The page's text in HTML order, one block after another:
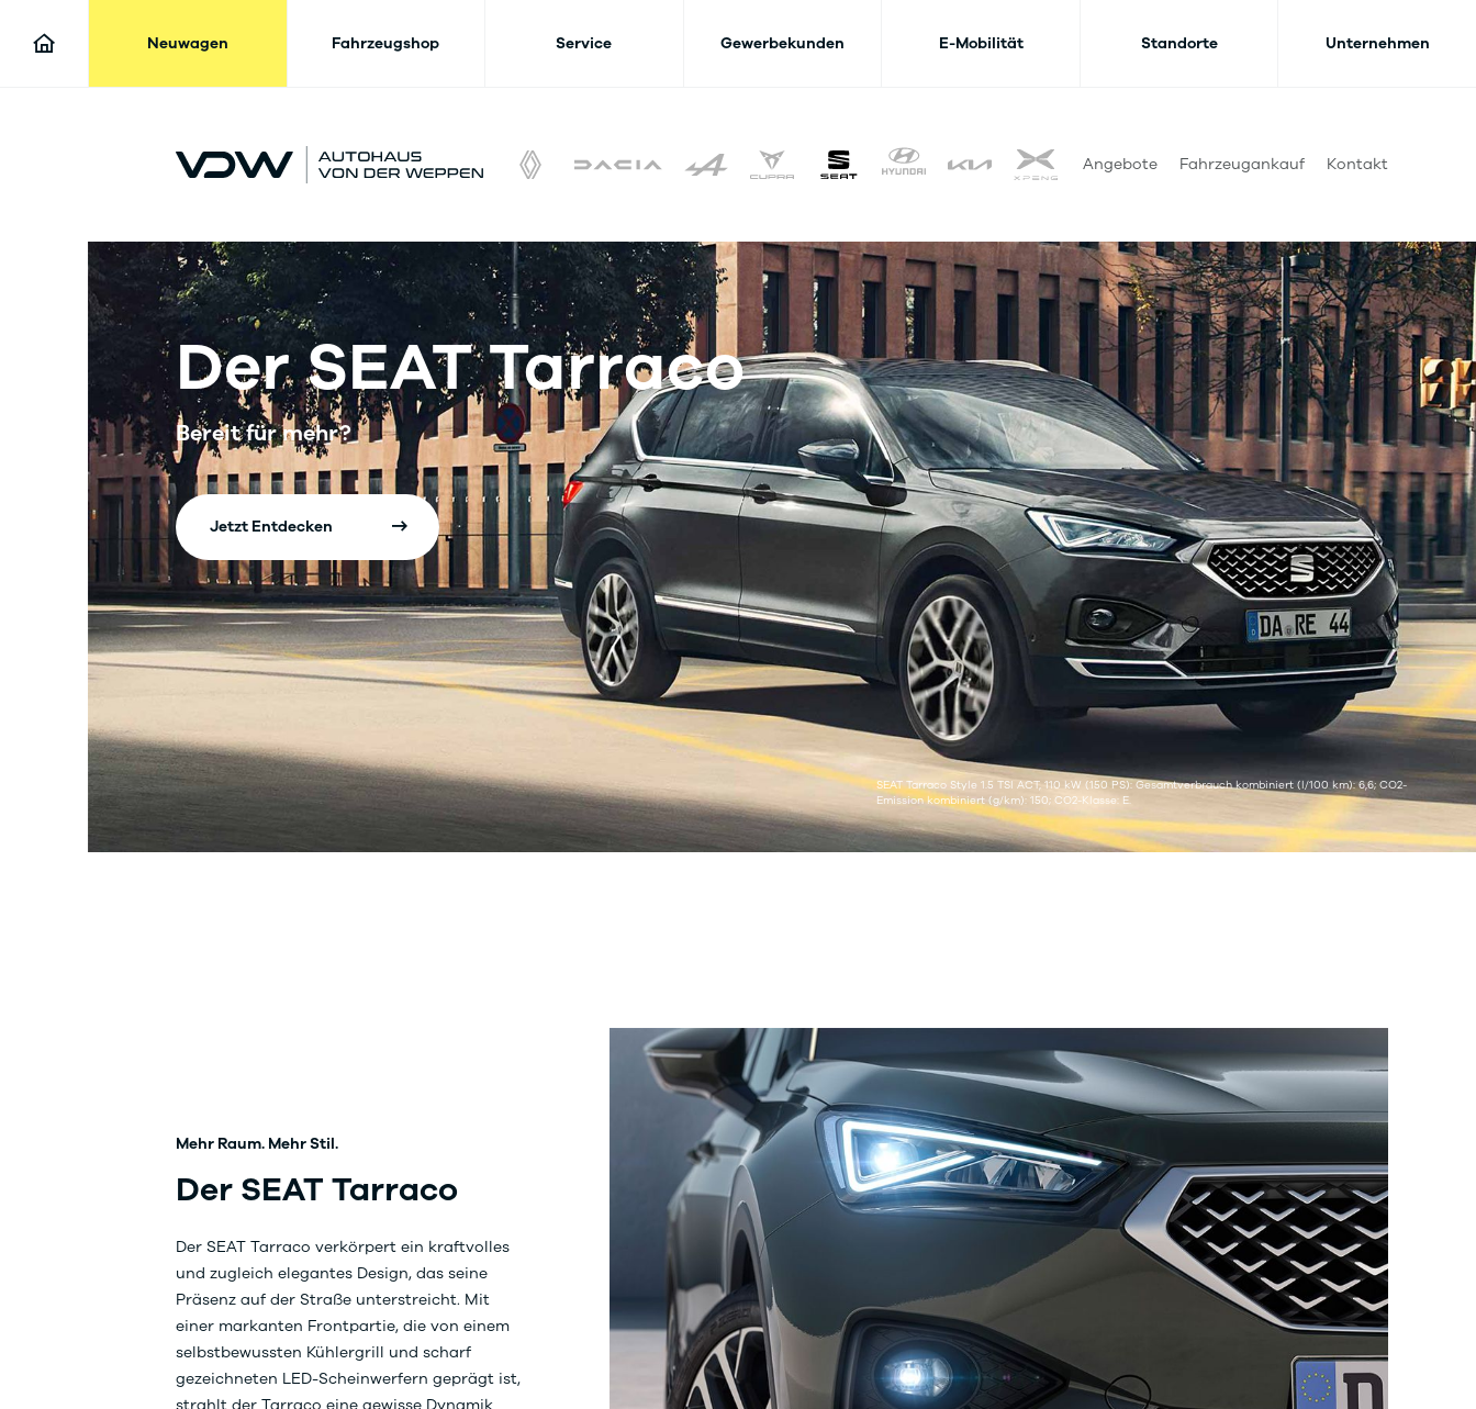
Neuwagen Fahrzeugshop Service Gewerbekunden E-Mobilität Standorte Unternehmen
Angebote Fahrzeugankauf Kontakt
Der SEAT Tarraco
Bereit für mehr?
Jetzt Entdecken
SEAT Tarraco Style 1.5 TSI ACT, 110 kW (150 PS): Gesamtverbrauch kombiniert (l/100 km): 6,6; CO2-
Emission kombiniert (g/km): 150; CO2-Klasse: E.
Mehr Raum. Mehr Stil.
Der SEAT Tarraco
Der SEAT Tarraco verkörpert ein kraftvolles
und zugleich elegantes Design, das seine
Präsenz auf der Straße unterstreicht. Mit
einer markanten Frontpartie, die von einem
selbstbewussten Kühlergrill und scharf
gezeichneten LED-Scheinwerfern geprägt ist,